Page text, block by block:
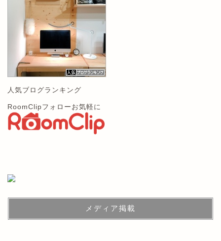
人気ブログランキング
RoomClipフォローお気軽に
メディア掲載